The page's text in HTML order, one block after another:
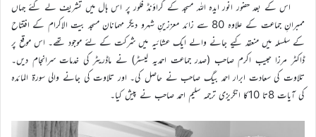
اس کے بعد حضور انور ایدہ اللہ مسجد کے گراؤنڈ فلور پر اس ہال میں تشریف لے گئے جہاں
ممبرانِ جماعت کے علاوہ 80 سے زائد معززینِ شہرو دیگر مہمانان مسجد بیت الاکرام کے افتتاح
کے سلسلہ میں منعقد کیے جانے والے ایک عشائیہ میں شرکت کے لئے موجود تھے۔ اس موقع پر
ڈاکٹر مرزا حبیب اکرم صاحب (صدر جماعت احمدیہ لیسٹر) نے ماڈریٹر کی خدمات سرانجام دیں۔
تلاوت کی سعادت ابرار احمد بیگ صاحب نے حاصل کی۔ اور تلاوت کی جانے والی سورۃ المائدہ
کی آیات 8تا 10کا انگریزی ترجمہ سلیم احمد صاحب نے پیش کیا۔